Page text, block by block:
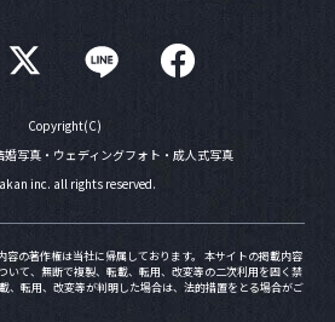
の場合はお問い合わせ下さい。
ジットカード（一括）またはPa
可能でございます。カードはVI
Copyright(C)
写真・ウェディングフォト・成人式写真
inc. all rights reserved.
容の著作権は当社に帰属しております。 本サイトの掲載内容
いて、無断で複製、転載、転用、改変等の二次利用を固く禁
、転用、改変等が判明した場合は、法的措置をとる場合がご